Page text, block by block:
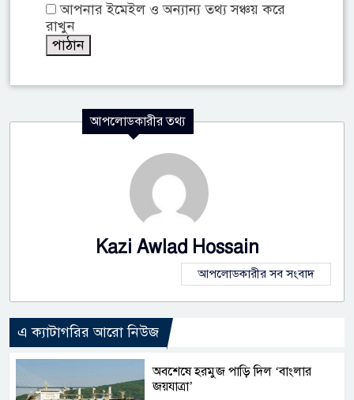
আপনার ইমেইল ও অন্যান্য তথ্য সঞ্চয় করে
রাখুন
আপলোডকারীর তথ্য
Kazi Awlad Hossain
আপলোডকারীর সব সংবাদ
এ ক্যাটাগরির আরো নিউজ
অবশেষে হরমুজ পাড়ি দিল ‘বাংলার
জয়যাত্রা’